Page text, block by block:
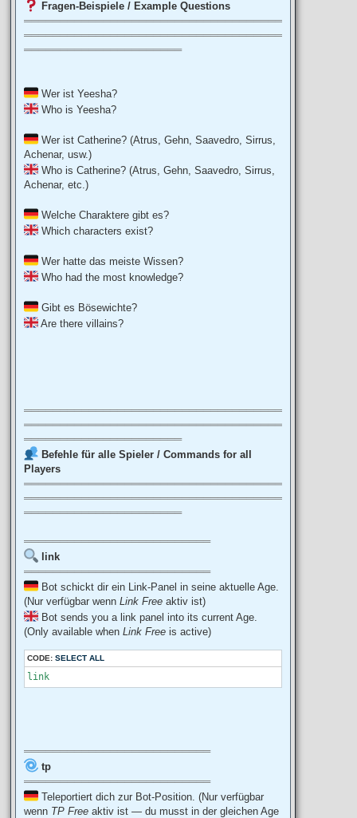
Fragen-Beispiele / Example Questions
════════════════════════════════════
════════════════════════════════════
══════════════════════
Wer ist Yeesha?
Who is Yeesha?
Wer ist Catherine? (Atrus, Gehn, Saavedro, Sirrus,
Achenar, usw.)
Who is Catherine? (Atrus, Gehn, Saavedro, Sirrus,
Achenar, etc.)
Welche Charaktere gibt es?
Which characters exist?
Wer hatte das meiste Wissen?
Who had the most knowledge?
Gibt es Bösewichte?
Are there villains?
════════════════════════════════════
════════════════════════════════════
══════════════════════
Befehle für alle Spieler / Commands for all
Players
════════════════════════════════════
════════════════════════════════════
══════════════════════
══════════════════════════
link
══════════════════════════
Bot schickt dir ein Link-Panel in seine aktuelle Age.
(Nur verfügbar wenn Link Free aktiv ist)
Bot sends you a link panel into its current Age.
(Only available when Link Free is active)
CODE: SELECT ALL
link
══════════════════════════
tp
══════════════════════════
Teleportiert dich zur Bot-Position. (Nur verfügbar
wenn TP Free aktiv ist — du musst in der gleichen Age